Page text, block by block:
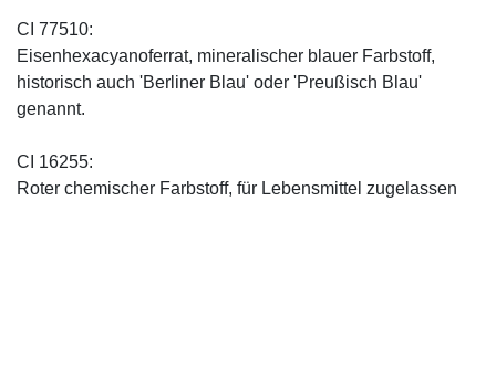
CI 77510:
Eisenhexacyanoferrat, mineralischer blauer Farbstoff,
historisch auch 'Berliner Blau' oder 'Preußisch Blau'
genannt.
CI 16255:
Roter chemischer Farbstoff, für Lebensmittel zugelassen